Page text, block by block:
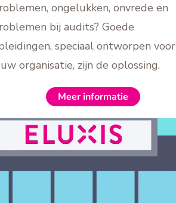
ongelukken, onvrede en
bij audits? Goede
speciaal ontworpen voor
organisatie, zijn de oplossing.
Meer informatie